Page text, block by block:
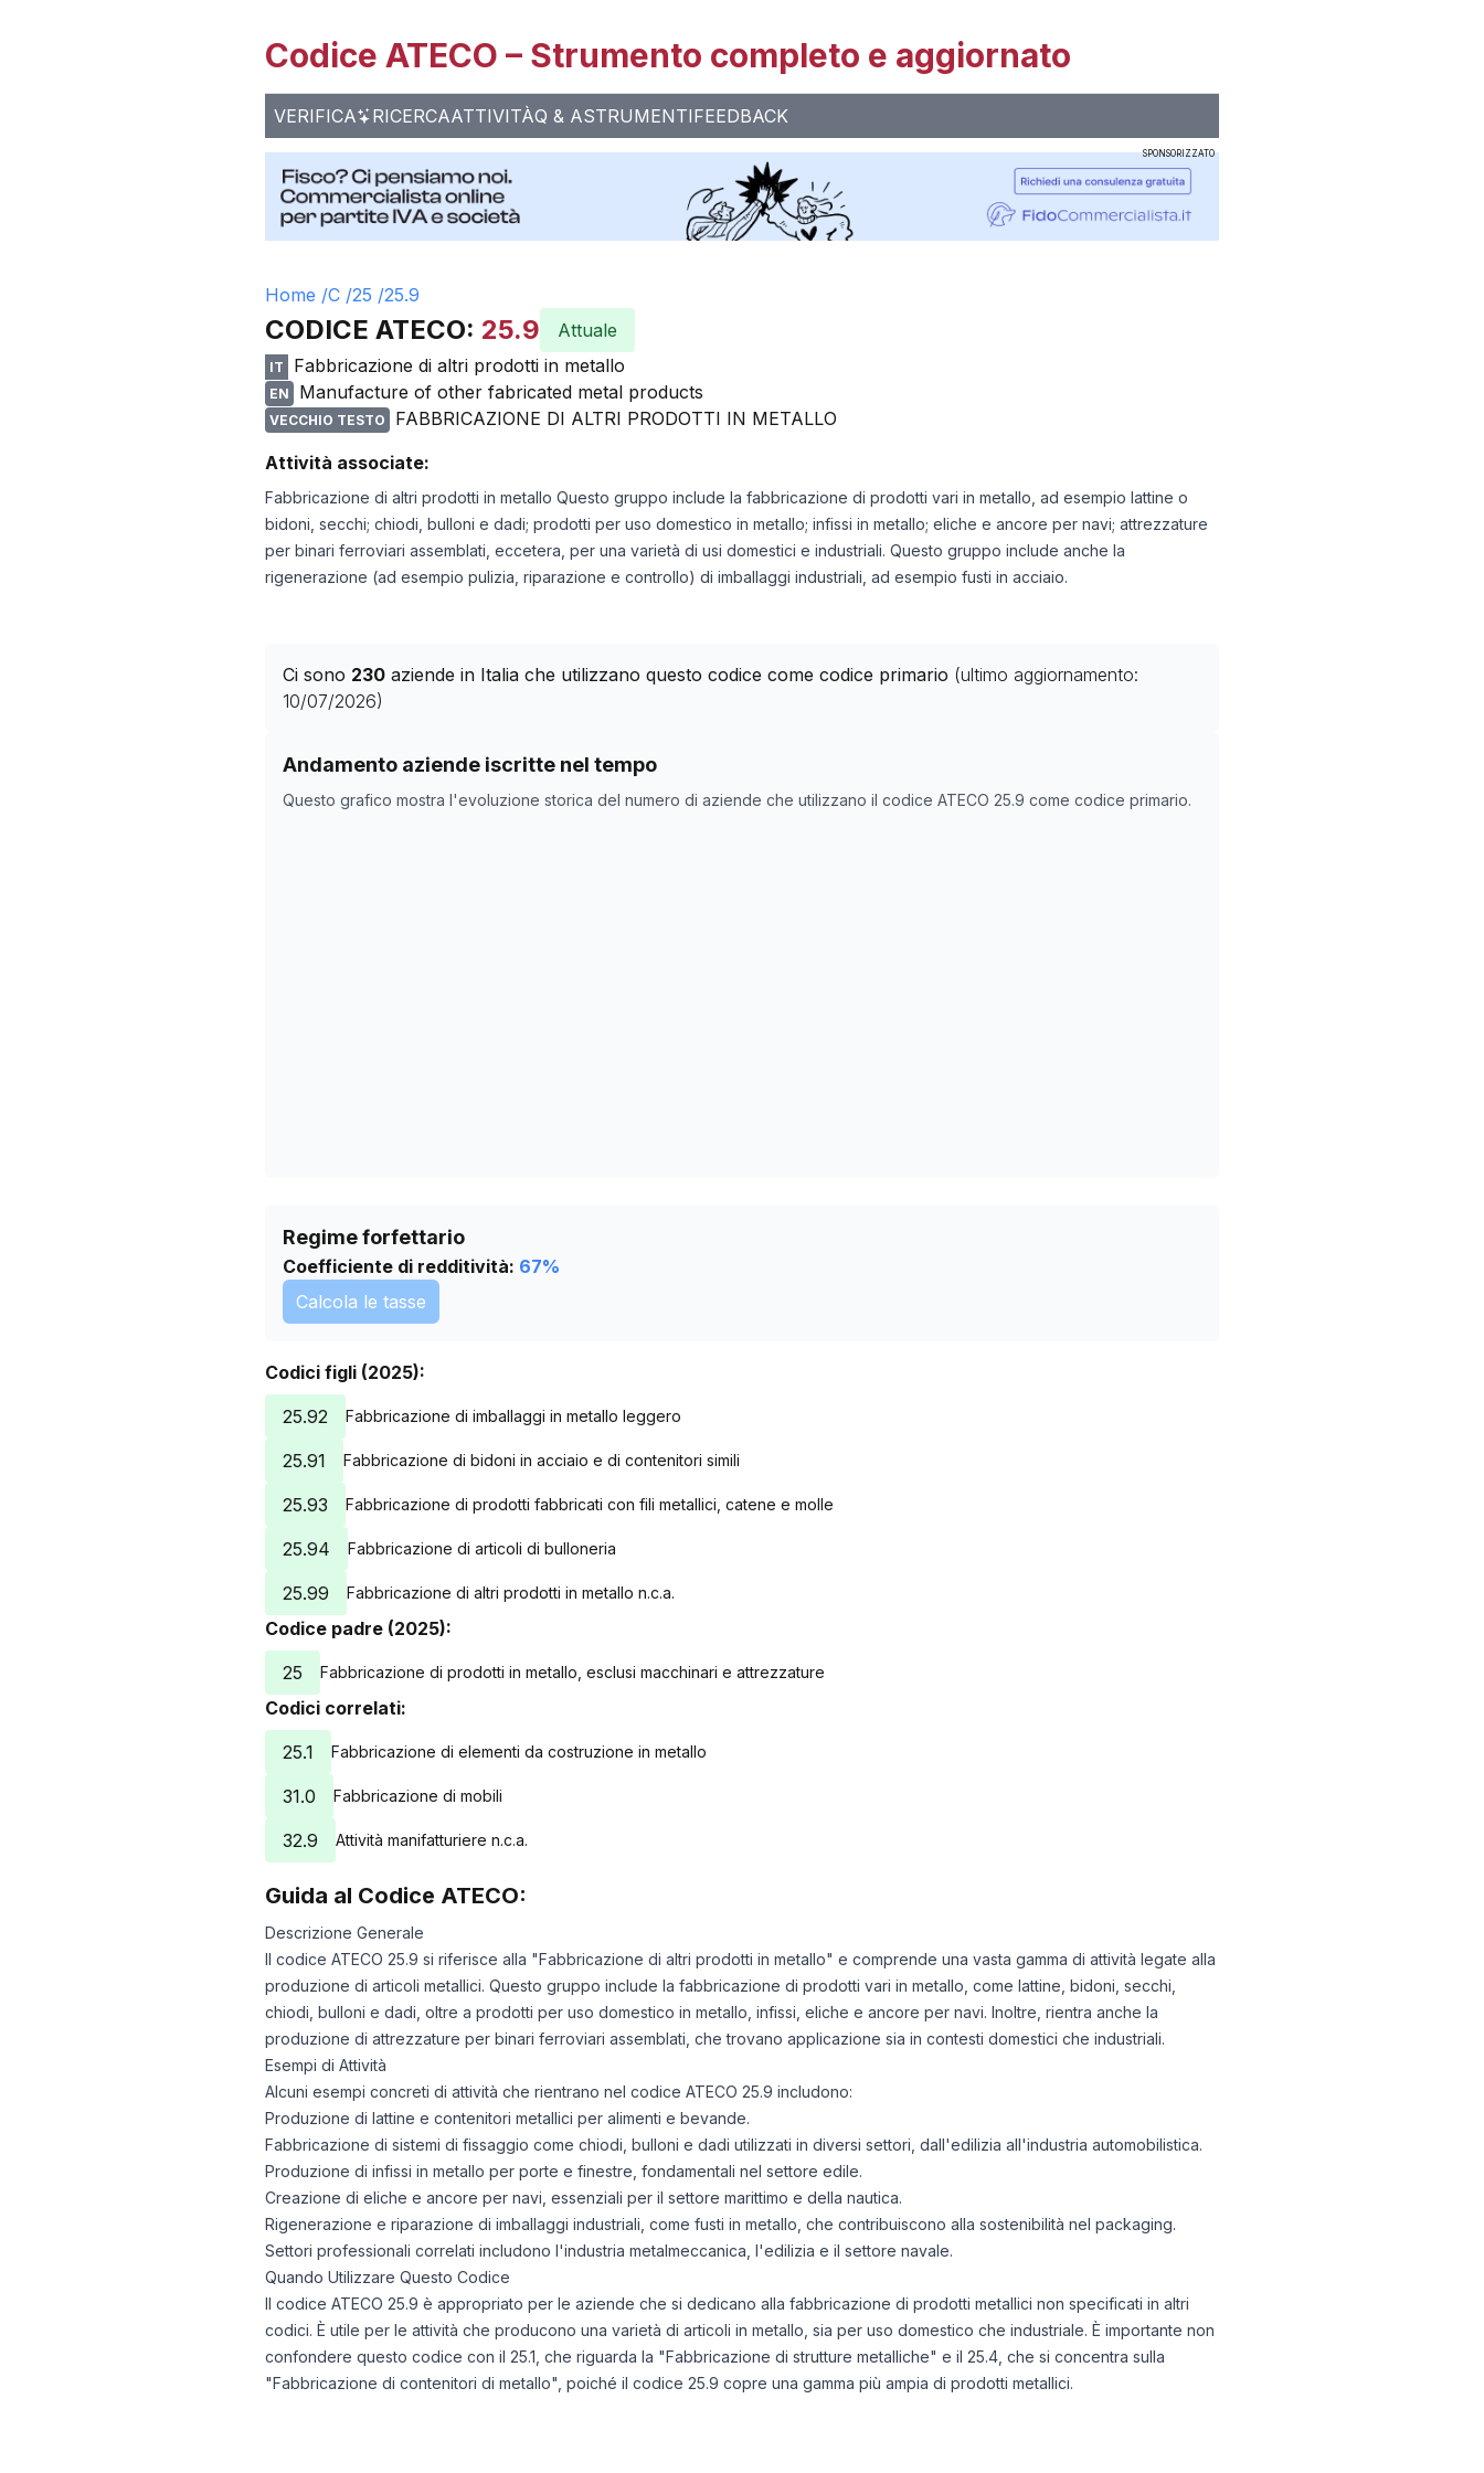
Codice ATECO – Strumento completo e aggiornato
VERIFICA RICERCAATTIVITÀQ & ASTRUMENTIFEEDBACK
SPONSORIZZATO
Home /C /25 /25.9
CODICE ATECO: 25.9 Attuale
IT Fabbricazione di altri prodotti in metallo
EN Manufacture of other fabricated metal products
VECCHIO TESTO
FABBRICAZIONE DI ALTRI PRODOTTI IN METALLO
Attività associate:
Fabbricazione di altri prodotti in metallo Questo gruppo include la fabbricazione di prodotti vari in metallo, ad esempio lattine o
bidoni, secchi; chiodi, bulloni e dadi; prodotti per uso domestico in metallo; infissi in metallo; eliche e ancore per navi; attrezzature
per binari ferroviari assemblati, eccetera, per una varietà di usi domestici e industriali. Questo gruppo include anche la
rigenerazione (ad esempio pulizia, riparazione e controllo) di imballaggi industriali, ad esempio fusti in acciaio.
Ci sono 230 aziende in Italia che utilizzano questo codice come codice primario (ultimo aggiornamento:
10/07/2026)
Andamento aziende iscritte nel tempo
Questo grafico mostra l'evoluzione storica del numero di aziende che utilizzano il codice ATECO 25.9 come codice primario.
Storico numero di aziende con codice ATECO
Data rilevazione
Numero aziende
Regime forfettario
Coefficiente di redditività: 67%
Calcola le tasse
Codici figli (2025):
25.92
Fabbricazione di imballaggi in metallo leggero
25.91 Fabbricazione di bidoni in acciaio e di contenitori simili
25.93 Fabbricazione di prodotti fabbricati con fili metallici, catene e molle
25.94 Fabbricazione di articoli di bulloneria
25.99 Fabbricazione di altri prodotti in metallo n.c.a.
Codice padre (2025):
25
Fabbricazione di prodotti in metallo, esclusi macchinari e attrezzature
Codici correlati:
25.1
Fabbricazione di elementi da costruzione in metallo
31.0 Fabbricazione di mobili
32.9 Attività manifatturiere n.c.a.
Guida al Codice ATECO:
Descrizione Generale
Il codice ATECO 25.9 si riferisce alla "Fabbricazione di altri prodotti in metallo" e comprende una vasta gamma di attività legate alla
produzione di articoli metallici. Questo gruppo include la fabbricazione di prodotti vari in metallo, come lattine, bidoni, secchi,
chiodi, bulloni e dadi, oltre a prodotti per uso domestico in metallo, infissi, eliche e ancore per navi. Inoltre, rientra anche la
produzione di attrezzature per binari ferroviari assemblati, che trovano applicazione sia in contesti domestici che industriali.
Esempi di Attività
Alcuni esempi concreti di attività che rientrano nel codice ATECO 25.9 includono:
Produzione di lattine e contenitori metallici per alimenti e bevande.
Fabbricazione di sistemi di fissaggio come chiodi, bulloni e dadi utilizzati in diversi settori, dall'edilizia all'industria automobilistica.
Produzione di infissi in metallo per porte e finestre, fondamentali nel settore edile.
Creazione di eliche e ancore per navi, essenziali per il settore marittimo e della nautica.
Rigenerazione e riparazione di imballaggi industriali, come fusti in metallo, che contribuiscono alla sostenibilità nel packaging.
Settori professionali correlati includono l'industria metalmeccanica, l'edilizia e il settore navale.
Quando Utilizzare Questo Codice
Il codice ATECO 25.9 è appropriato per le aziende che si dedicano alla fabbricazione di prodotti metallici non specificati in altri
codici. È utile per le attività che producono una varietà di articoli in metallo, sia per uso domestico che industriale. È importante non
confondere questo codice con il 25.1, che riguarda la "Fabbricazione di strutture metalliche" e il 25.4, che si concentra sulla
"Fabbricazione di contenitori di metallo", poiché il codice 25.9 copre una gamma più ampia di prodotti metallici.